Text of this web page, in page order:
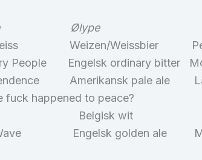
Ølype
Weizen/
People Engelsk ordinary
Amerikansk pale ale
fuck happened to peace?
wit
Wave Engelsk golden